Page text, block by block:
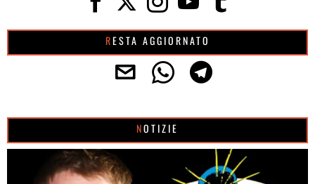
RESTA AGGIORNATO
NOTIZIE